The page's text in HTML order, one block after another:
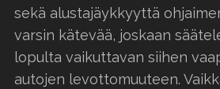
sekä alustajäykkyyttä
varsin kätevää, joskaan
lopulta vaikuttavan siihen
autojen levottomuuteen.